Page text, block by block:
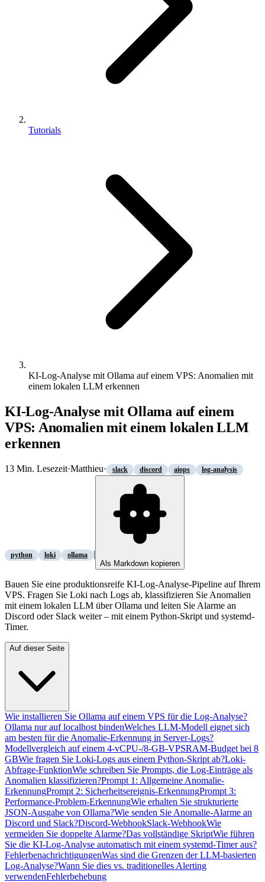
Tutorials
KI-Log-Analyse mit Ollama auf einem VPS: Anomalien mit
einem lokalen LLM erkennen
KI-Log-Analyse mit Ollama auf einem
VPS: Anomalien mit einem lokalen LLM
erkennen
13 Min. Lesezeit·Matthieu· slack discord aiops log-analysis
python loki ollama |
Als Markdown kopieren
Bauen Sie eine produktionsreife KI-Log-Analyse-Pipeline auf Ihrem
VPS. Fragen Sie Loki nach Logs ab, klassifizieren Sie Anomalien
mit einem lokalen LLM über Ollama und leiten Sie Alarme an
Discord oder Slack weiter – mit einem Python-Skript und systemd-
Timer.
Auf dieser Seite
Wie installieren Sie Ollama auf einem VPS für die Log-Analyse?
Ollama nur auf localhost bindenWelches LLM-Modell eignet sich
am besten für die Anomalie-Erkennung in Server-Logs?
Modellvergleich auf einem 4-vCPU-/8-GB-VPSRAM-Budget bei 8
GBWie fragen Sie Loki-Logs aus einem Python-Skript ab?Loki-
Abfrage-FunktionWie schreiben Sie Prompts, die Log-Einträge als
Anomalien klassifizieren?Prompt 1: Allgemeine Anomalie-
ErkennungPrompt 2: Sicherheitsereignis-ErkennungPrompt 3:
Performance-Problem-ErkennungWie erhalten Sie strukturierte
JSON-Ausgabe von Ollama?Wie senden Sie Anomalie-Alarme an
Discord und Slack?Discord-WebhookSlack-WebhookWie
vermeiden Sie doppelte Alarme?Das vollständige SkriptWie führen
Sie die KI-Log-Analyse automatisch mit einem systemd-Timer aus?
FehlerbenachrichtigungenWas sind die Grenzen der LLM-basierten
Log-Analyse?Wann Sie dies vs. traditionelles Alerting
verwendenFehlerbehebung